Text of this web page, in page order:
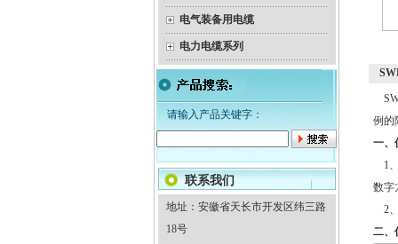
电气装备用电缆
电力电缆系列
请输入产品关键字：
联系我们
地址：安徽省天长市开发区纬三路
18号
例的
一、
1、
数字
2、
二、